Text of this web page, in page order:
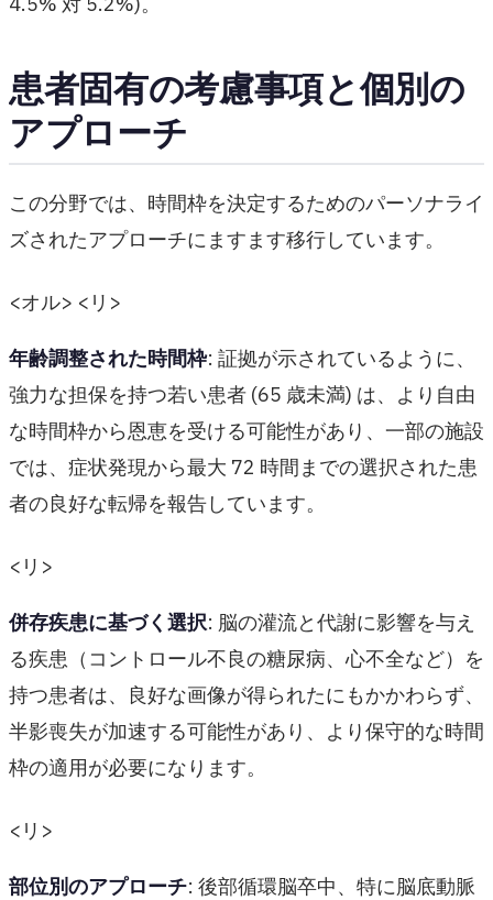
患者固有の考慮事項と個別の
アプローチ
この分野では、時間枠を決定するためのパーソナライ
ズされたアプローチにますます移行しています。
<オル> <リ>
年齢調整された時間枠: 証拠が示されているように、
強力な担保を持つ若い患者 (65 歳未満) は、より自由
な時間枠から恩恵を受ける可能性があり、一部の施設
では、症状発現から最大 72 時間までの選択された患
者の良好な転帰を報告しています。
<リ>
併存疾患に基づく選択: 脳の灌流と代謝に影響を与え
る疾患（コントロール不良の糖尿病、心不全など）を
持つ患者は、良好な画像が得られたにもかかわらず、
半影喪失が加速する可能性があり、より保守的な時間
枠の適用が必要になります。
<リ>
部位別のアプローチ: 後部循環脳卒中、特に脳底動脈